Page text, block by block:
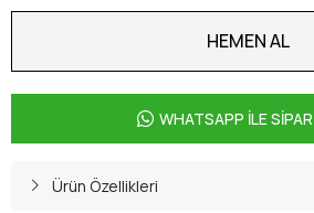
HEMEN AL
WHATSAPP İLE
Ürün Özellikleri